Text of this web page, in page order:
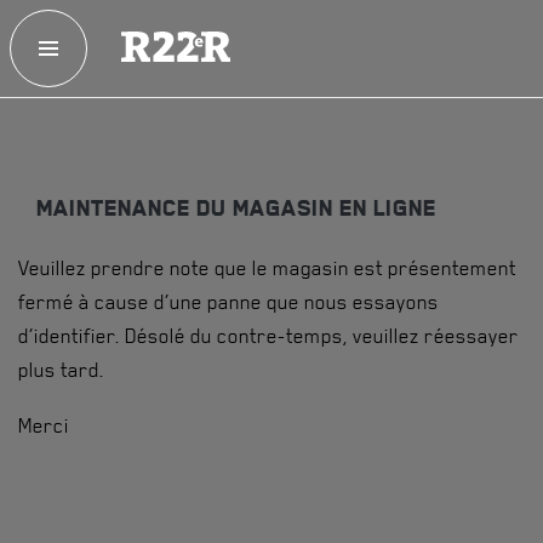
ESPACE MEMBRE
NOTREHISTOIRE
CRÉATION DU RÉGIMENT
DISTINCTIONS HONORIFIQUES
PATRIMOINE
MAINTENANCE DU MAGASIN EN LIGNE
Veuillez prendre note que le magasin est présentement
fermé à cause d’une panne que nous essayons
d’identifier. Désolé du contre-temps, veuillez réessayer
plus tard.
Merci